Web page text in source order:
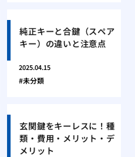
純正キーと合鍵（スペア
キー）の違いと注意点
2025.04.15
未分類
玄関鍵をキーレスに！種
類・費用・メリット・デ
メリット